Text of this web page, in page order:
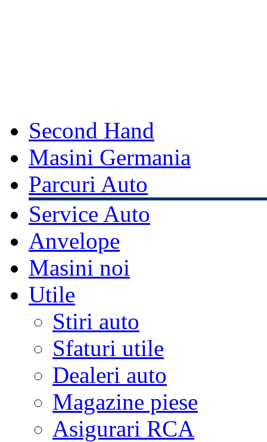
Second Hand
Masini Germania
Parcuri Auto
Service Auto
Anvelope
Masini noi
Utile
Stiri auto
Sfaturi utile
Dealeri auto
Magazine piese
Asigurari RCA